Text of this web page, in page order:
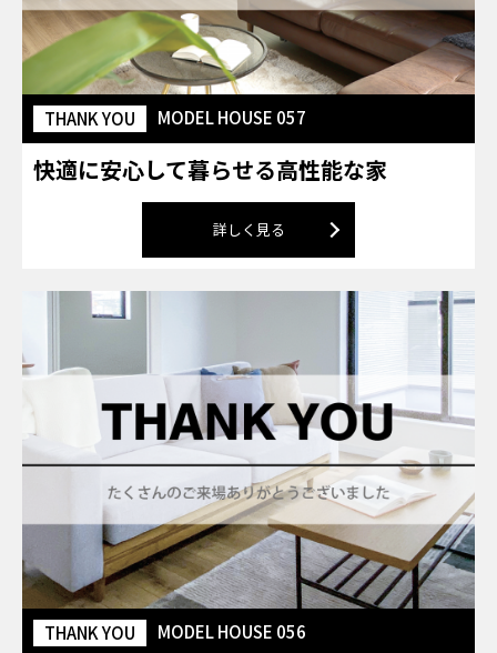
THANK YOU MODEL HOUSE 057
快適に安心して暮らせる高性能な家
詳しく見る
THANK YOU MODEL HOUSE 056